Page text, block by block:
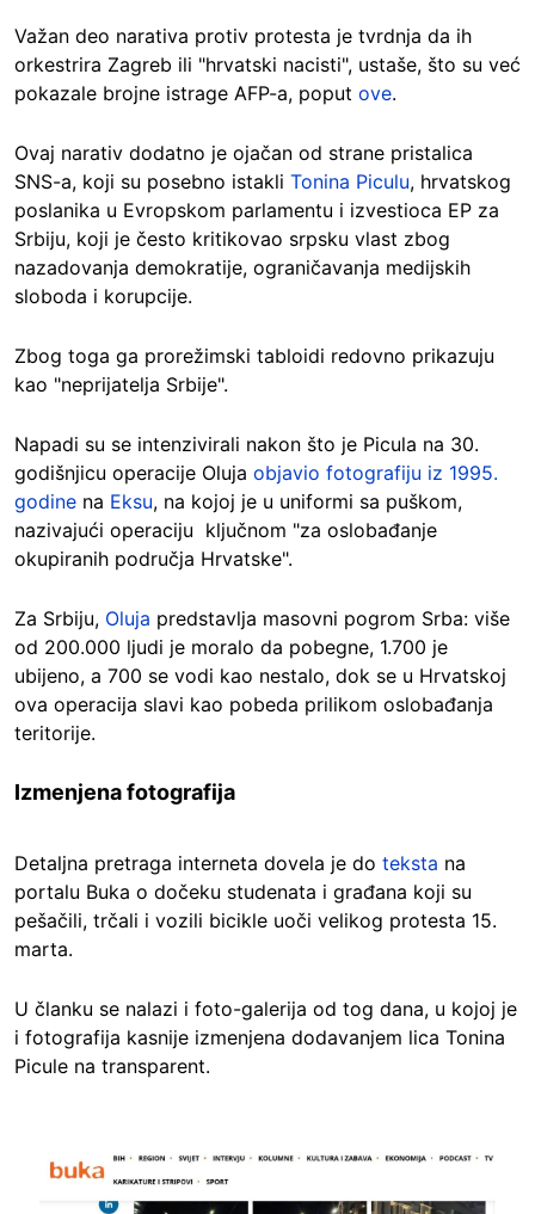
Važan deo narativa protiv protesta je tvrdnja da ih
orkestrira Zagreb ili "hrvatski nacisti", ustaše, što su već
pokazale brojne istrage AFP-a, poput ove.
Ovaj narativ dodatno je ojačan od strane pristalica
SNS-a, koji su posebno istakli Tonina Piculu, hrvatskog
poslanika u Evropskom parlamentu i izvestioca EP za
Srbiju, koji je često kritikovao srpsku vlast zbog
nazadovanja demokratije, ograničavanja medijskih
sloboda i korupcije.
Zbog toga ga prorežimski tabloidi redovno prikazuju
kao "neprijatelja Srbije".
Napadi su se intenzivirali nakon što je Picula na 30.
godišnjicu operacije Oluja objavio fotografiju iz 1995.
godine na Eksu, na kojoj je u uniformi sa puškom,
nazivajući operaciju ključnom "za oslobađanje
okupiranih područja Hrvatske".
Za Srbiju, Oluja predstavlja masovni pogrom Srba: više
od 200.000 ljudi je moralo da pobegne, 1.700 je
ubijeno, a 700 se vodi kao nestalo, dok se u Hrvatskoj
ova operacija slavi kao pobeda prilikom oslobađanja
teritorije.
Izmenjena fotografija
Detaljna pretraga interneta dovela je do teksta na
portalu Buka o dočeku studenata i građana koji su
pešačili, trčali i vozili bicikle uoči velikog protesta 15.
marta.
U članku se nalazi i foto-galerija od tog dana, u kojoj je
i fotografija kasnije izmenjena dodavanjem lica Tonina
Picule na transparent.
Image